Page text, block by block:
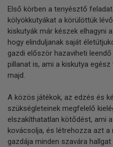
Első körben a tenyésztő
kölyökkutyákat a körülöttük
kiskutyák már készek elhagyni
hogy elinduljanak saját
gazdi először hazaviheti
pillanat is, ami a kiskutya
majd.
A közös játékok, az edzés és
szükségleteinek megfelelő
elszakíthatatlan kötődést, ami
kovácsolja, és létrehozza azt
gazdája minden szavára hallgat